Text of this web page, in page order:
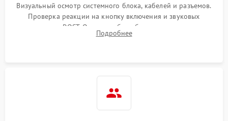
Не распознается USB-порт 1300 ₽ Подробнее →
Визуальный осмотр системного блока, кабелей и разъемов.
Проверка реакции на кнопку включения и звуковых
сигналов POST. Оценка работы блока питания для
локализации базовых неисправностей без полного разбора.
Подробнее